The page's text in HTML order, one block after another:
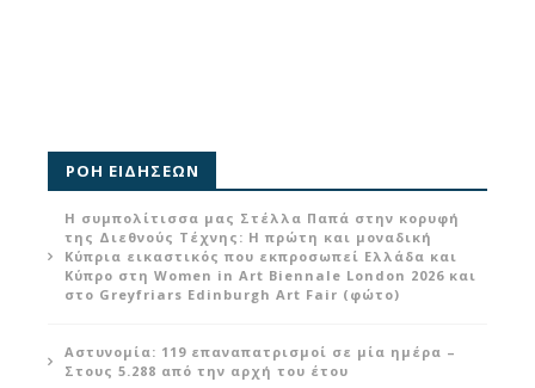
ΡΟΗ ΕΙΔΗΣΕΩΝ
Η συμπολίτισσα μας Στέλλα Παπά στην κορυφή
της Διεθνούς Τέχνης: Η πρώτη και μοναδική
Κύπρια εικαστικός που εκπροσωπεί Ελλάδα και
Κύπρο στη Women in Art Biennale London 2026 και
στο Greyfriars Edinburgh Art Fair (φώτο)
Αστυνομία: 119 επαναπατρισμοί σε μία ημέρα –
Στους 5.288 από την αρχή του έτου